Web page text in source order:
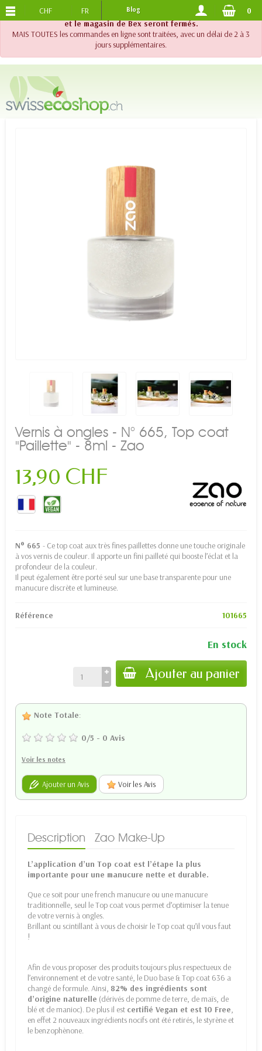
!! Important !! Jusqu'au 20 août 2026, le support téléphonique
et le magasin de Bex seront fermés.
MAIS TOUTES les commandes en ligne sont traitées, avec un délai de 2 à 3
jours supplémentaires.
PORTS OFFERTS DES 120.-
CHF FR Blog 0
Vernis à ongles - N° 665, Top coat
"Paillette" - 8ml - Zao
13,90 CHF
N° 665 - Ce top coat aux très fines paillettes donne une touche originale
à vos vernis de couleur. Il apporte un fini pailleté qui booste l’éclat et la
profondeur de la couleur.
Il peut également être porté seul sur une base transparente pour une
manucure discrète et lumineuse.
Référence 101665
En stock
Ajouter au panier
Note Totale:
0/5 - 0 Avis
Voir les notes
Ajouter un Avis Voir les Avis
Description Zao Make-Up
L’application d’un Top coat est l’étape la plus
importante pour une manucure nette et durable.
Que ce soit pour une french manucure ou une manucure
traditionnelle, seul le Top coat vous permet d’optimiser la tenue
de votre vernis à ongles.
Brillant ou scintillant à vous de choisir le Top coat qu’il vous faut
!
Afin de vous proposer des produits toujours plus respectueux de
l’environnement et de votre santé, le Duo base & Top coat 636 a
changé de formule. Ainsi, 82% des ingrédients sont
d’origine naturelle (dérivés de pomme de terre, de maïs, de
blé et de manioc). De plus il est certifié Vegan et est 10 Free,
en effet 2 nouveaux ingrédients nocifs ont été retirés, le styrène et
le benzophènone.